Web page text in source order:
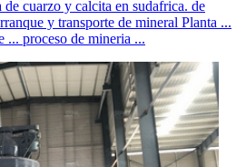
cuarzo y calcita en sudafrica. de
y transporte de mineral Planta ...
... proceso de mineria ...